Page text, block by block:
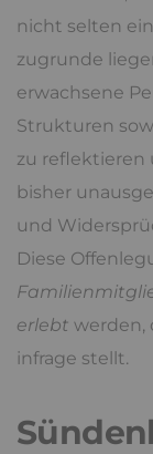
nicht selten
zugrunde
erwachsene
Strukturen
zu reflektieren
bisher
und
Diese
erlebt werden,
infrage stellt.